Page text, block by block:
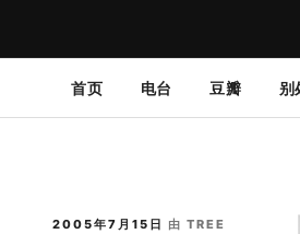
樹的漫長歲月
独立博客 | 诗歌 | 随笔 | 书评 |
首页 电台 豆瓣 别
2005年7月15日 由 TREE